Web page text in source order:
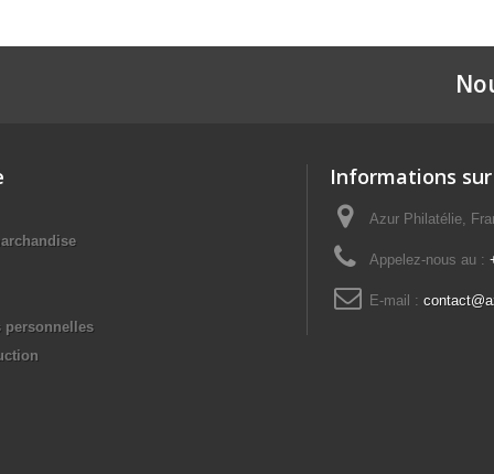
personnelles
Informations
Azur Philatélie,
Appelez-nous au :
E-mail :